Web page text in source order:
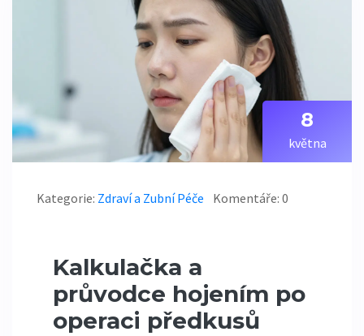
8
května
Kategorie: Zdraví a Zubní Péče Komentáře: 0
Kalkulačka a
průvodce hojením po
operaci předkusů